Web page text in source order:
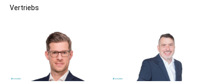
Vertriebs